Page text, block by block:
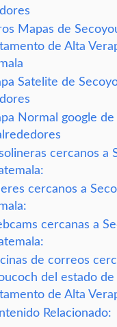
Mapas de
de Alta
Satelite de
Normal google
cercanos a
cercanos a
cercanas a
de correos
del estado de
de Alta
Relacionado: